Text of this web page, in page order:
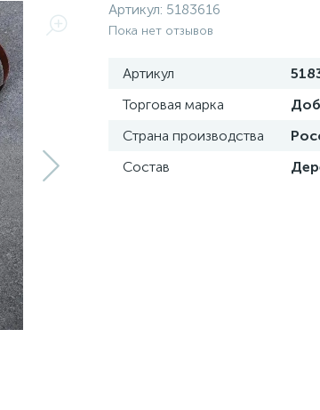
Артикул: 5183616
Пока нет отзывов
Артикул
Торговая марка
Страна производства
Состав